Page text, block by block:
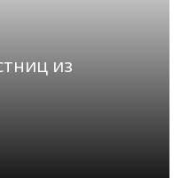
из